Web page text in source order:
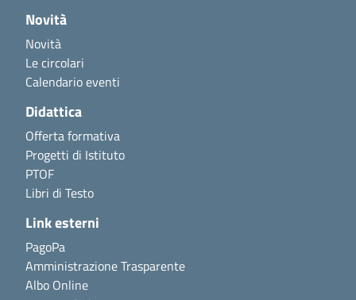
Novità
Novità
Le circolari
Calendario eventi
Didattica
Offerta formativa
Progetti di Istituto
PTOF
Libri di Testo
Link esterni
PagoPa
Amministrazione Trasparente
Albo Online